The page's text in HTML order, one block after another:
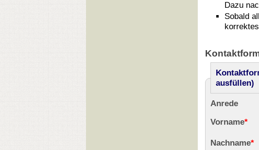
Dazu
Sobald
korrektes
ausfüllen)
Anrede
Vorname*
Nachname*